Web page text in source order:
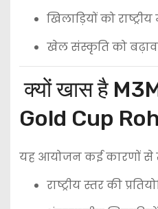
खिलाड़ियों को
खेल संस्कृति को
क्यों खास है
Gold Cup
यह आयोजन कई कारणों से
राष्ट्रीय स्तर की